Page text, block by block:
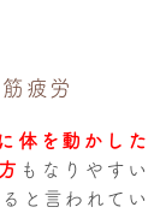
疲労
体を動かした
もなりやすい
と言われてい